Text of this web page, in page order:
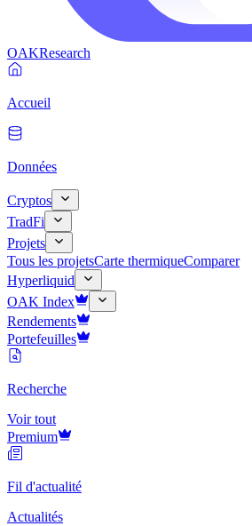
OAKResearch
Accueil
Données
Cryptos
TradFi
Projets
Tous les projetsCarte thermiqueComparer
Hyperliquid
OAK Index
Rendements
Portefeuilles
Recherche
Voir tout
Premium
Fil d'actualité
Actualités